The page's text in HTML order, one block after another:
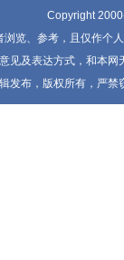
Copyright
览、参考，且仅作个
见及表达方式，和本
发布，版权所有，严